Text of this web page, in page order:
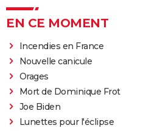
EN CE MOMENT
Incendies en France
Nouvelle canicule
Orages
Mort de Dominique Frot
Joe Biden
Lunettes pour l'éclipse